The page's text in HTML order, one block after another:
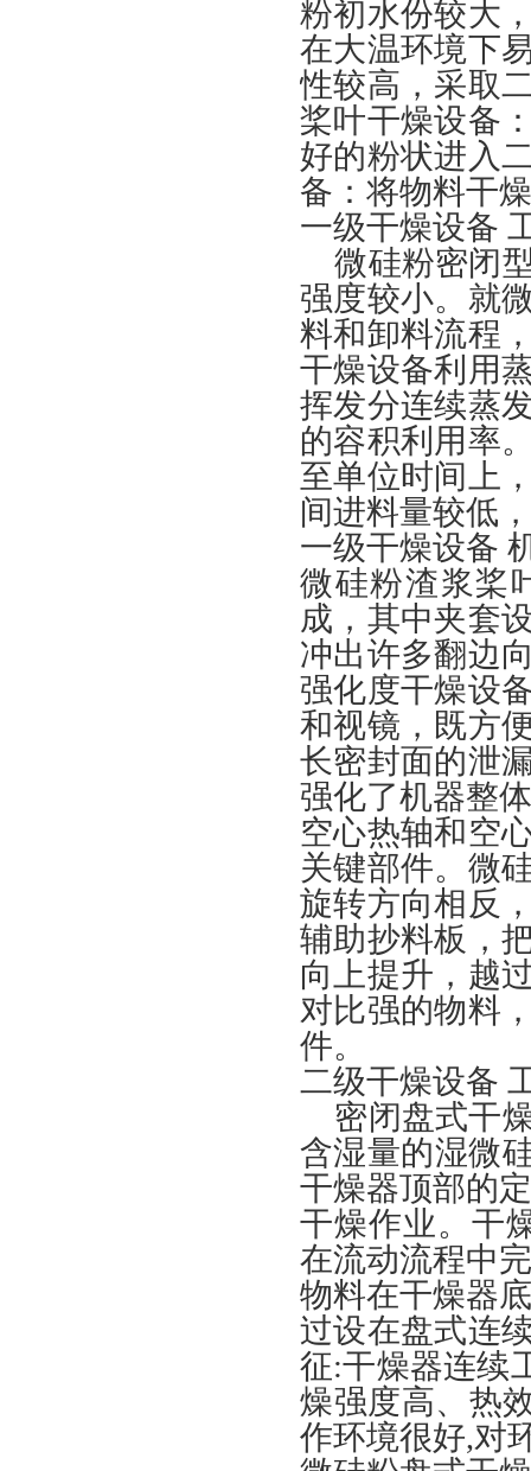
粉初水份较大
在大温环境下
性较高，采取
桨叶干燥设备
好的粉状进入
备：将物料干
一级干燥设备
微硅粉密闭
强度较小。就
料和卸料流程
干燥设备利用
挥发分连续蒸
的容积利用率
至单位时间上
间进料量较低
一级干燥设备
微硅粉渣浆桨
成，其中夹套
冲出许多翻边
强化度干燥设
和视镜，既方
长密封面的泄
强化了机器整
空心热轴和空
关键部件。微
旋转方向相反
辅助抄料板，
向上提升，越
对比强的物料
件。
二级干燥设备
密闭盘式干
含湿量的湿微
干燥器顶部的
干燥作业。干
在流动流程中
物料在干燥器
过设在盘式连
征:干燥器连续
燥强度高、热
作环境很好,对